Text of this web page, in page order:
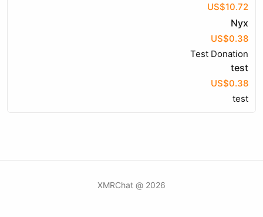
US$10.72
Nyx
US$0.38
Test Donation
test
US$0.38
test
2026 @ XMRChat